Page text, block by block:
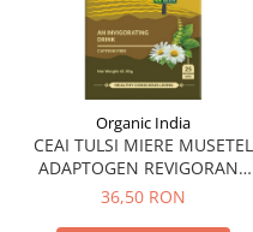
Îmbătrânire
Întineritor al pielii
Întreținere ten
Înțepături de insecte
Organic India
CEAI TULSI MIERE MUSETEL
ADAPTOGEN REVIGORANT
BIO 25 DZ
36,50 RON